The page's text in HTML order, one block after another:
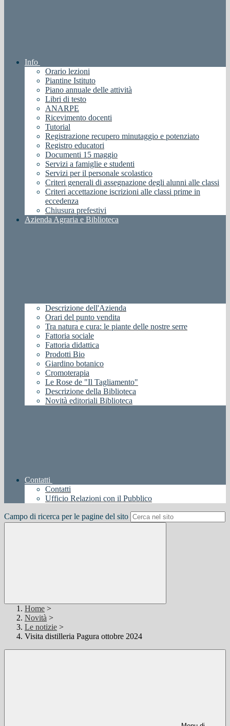
Info
Orario lezioni
Piantine Istituto
Piano annuale delle attività
Libri di testo
ANARPE
Ricevimento docenti
Tutorial
Registrazione recupero minutaggio e potenziato
Registro educatori
Documenti 15 maggio
Servizi a famiglie e studenti
Servizi per il personale scolastico
Criteri generali di assegnazione degli alunni alle classi
Criteri accettazione iscrizioni alle classi prime in
eccedenza
Chiusura prefestivi
Azienda Agraria e Biblioteca
Descrizione dell'Azienda
Orari del punto vendita
Tra natura e cura: le piante delle nostre serre
Fattoria sociale
Fattoria didattica
Prodotti Bio
Giardino botanico
Cromoterapia
Le Rose de "Il Tagliamento"
Descrizione della Biblioteca
Novità editoriali Biblioteca
Contatti
Contatti
Ufficio Relazioni con il Pubblico
Campo di ricerca per le pagine del sito
Home >
Novità >
Le notizie >
Visita distilleria Pagura ottobre 2024